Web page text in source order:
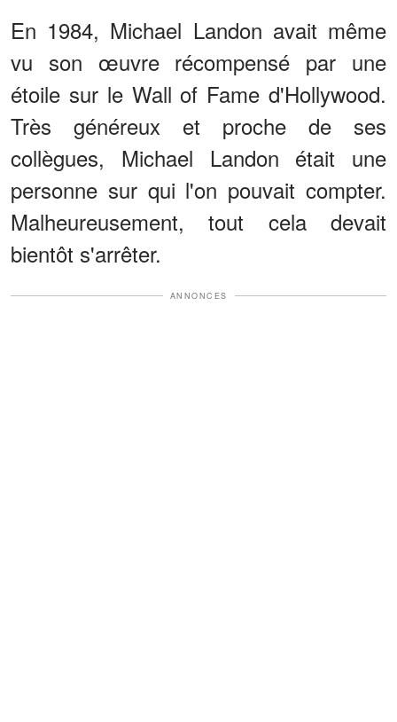
En 1984, Michael Landon avait même
vu son œuvre récompensé par une
étoile sur le Wall of Fame d'Hollywood.
Très généreux et proche de ses
collègues, Michael Landon était une
personne sur qui l'on pouvait compter.
Malheureusement, tout cela devait
bientôt s'arrêter.
ANNONCES